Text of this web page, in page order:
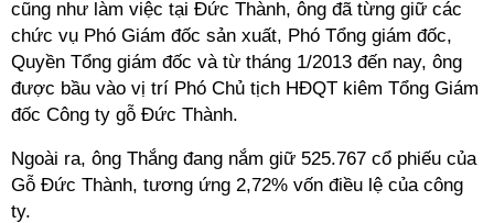
cũng như làm việc tại Đức Thành, ông đã từng giữ các
chức vụ Phó Giám đốc sản xuất, Phó Tổng giám đốc,
Quyền Tổng giám đốc và từ tháng 1/2013 đến nay, ông
được bầu vào vị trí Phó Chủ tịch HĐQT kiêm Tổng Giám
đốc Công ty gỗ Đức Thành.
Ngoài ra, ông Thắng đang nắm giữ 525.767 cổ phiếu của
Gỗ Đức Thành, tương ứng 2,72% vốn điều lệ của công
ty.